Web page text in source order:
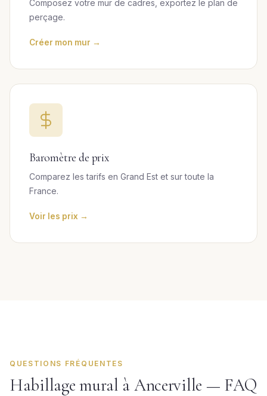
Composez votre mur de cadres, exportez le plan de
perçage.
Créer mon mur →
Baromètre de prix
Comparez les tarifs en Grand Est et sur toute la
France.
Voir les prix →
QUESTIONS FRÉQUENTES
Habillage mural à Ancerville — FAQ